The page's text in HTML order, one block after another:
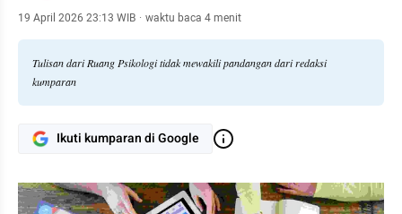
19 April 2026 23:13 WIB · waktu baca 4 menit
Tulisan dari Ruang Psikologi tidak mewakili pandangan dari redaksi
kumparan
Ikuti kumparan di Google